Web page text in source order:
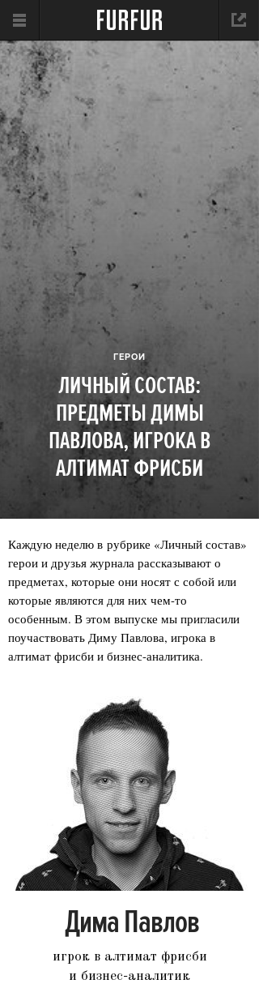
ГЕРОИ
ЛИЧНЫЙ СОСТАВ:
ПРЕДМЕТЫ ДИМЫ
ПАВЛОВА, ИГРОКА В
АЛТИМАТ ФРИСБИ
Каждую неделю в рубрике «Личный состав»
герои и друзья журнала рассказывают о
предметах, которые они носят с собой или
которые являются для них чем-то
особенным. В этом выпуске мы пригласили
поучаствовать Диму Павлова, игрока в
алтимат фрисби и бизнес-аналитика.
Дима Павлов
игрок в алтимат фрисби
и бизнес-аналитик